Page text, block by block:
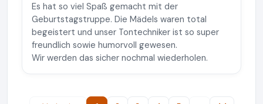
Es hat so viel Spaß gemacht mit der
Geburtstagstruppe. Die Mädels waren total
begeistert und unser Tontechniker ist so super
freundlich sowie humorvoll gewesen.
Wir werden das sicher nochmal wiederholen.